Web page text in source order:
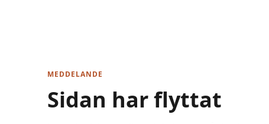
MEDDELANDE
Sidan har flyttat